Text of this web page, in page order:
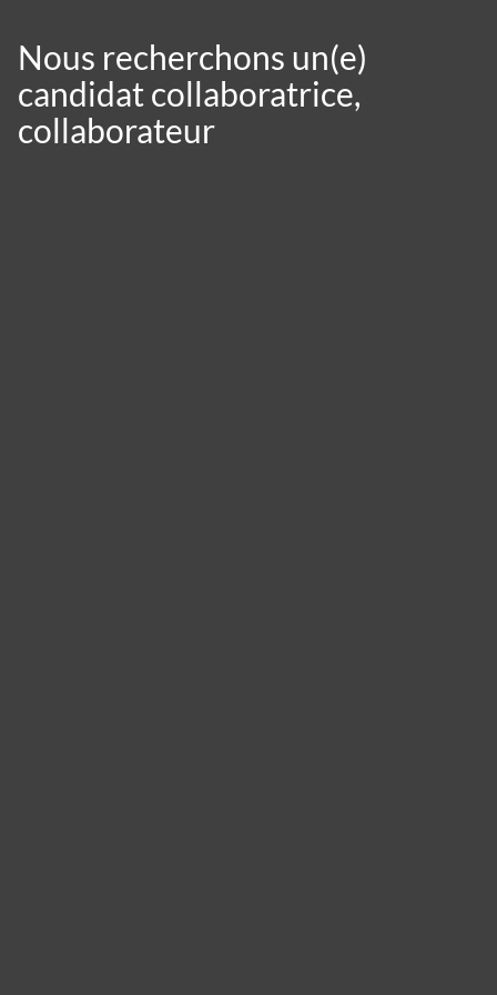
Nous recherchons un(e)
candidat collaboratrice,
collaborateur